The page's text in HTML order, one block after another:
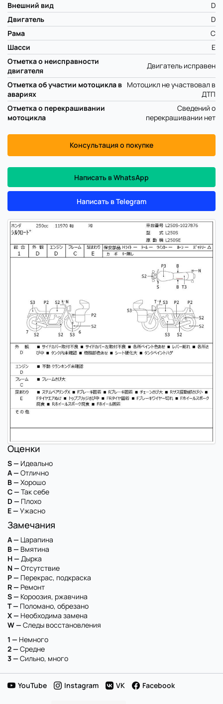
Внешний вид
D
Двигатель
D
Рама
C
Шасси
E
Отметка о неисправности
двигателя
Двигатель исправен
Отметка об участии мотоцикла в
авариях
Мотоцикл не участвовал в
ДТП
Отметка о перекрашивании
мотоцикла
Сведений о
перекрашивании нет
Консультация о покупке
Написать в WhatsApp
Написать в Telegram
Оценки
S — Идеально
A — Отлично
B — Хорошо
C — Так себе
D — Плохо
E — Ужасно
Замечания
A — Царапина
B — Вмятина
H — Дырка
N — Отсутствие
P — Перекрас, подкраска
R — Ремонт
S — Короозия, ржавчина
T — Поломано, обрезано
X — Необходима замена
W — Следы восстановления
1 — Немного
2 — Средне
3 — Сильно, много
YouTube Instagram VK Facebook